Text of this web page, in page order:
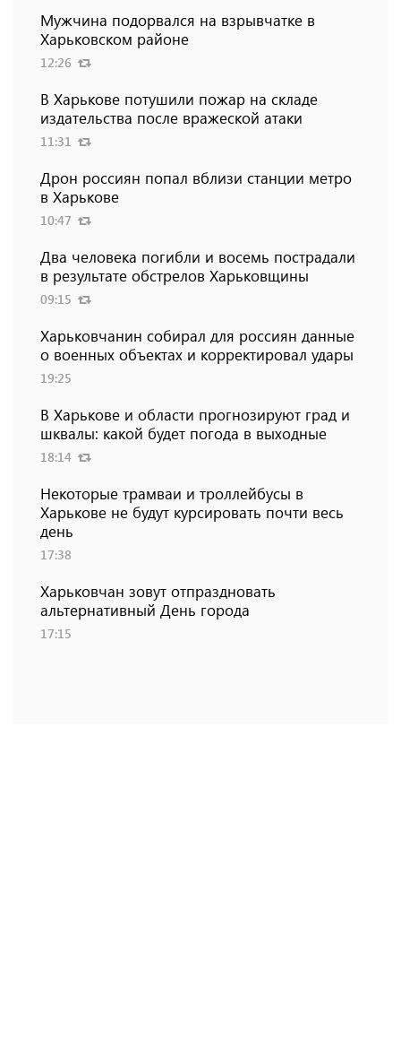
Мужчина подорвался на взрывчатке в
Харьковском районе
12:26
В Харькове потушили пожар на складе
издательства после вражеской атаки
11:31
Дрон россиян попал вблизи станции метро
в Харькове
10:47
Два человека погибли и восемь пострадали
в результате обстрелов Харьковщины
09:15
Харьковчанин собирал для россиян данные
о военных объектах и ​​корректировал удары
19:25
В Харькове и области прогнозируют град и
шквалы: какой будет погода в выходные
18:14
Некоторые трамваи и троллейбусы в
Харькове не будут курсировать почти весь
день
17:38
Харьковчан зовут отпраздновать
альтернативный День города
17:15